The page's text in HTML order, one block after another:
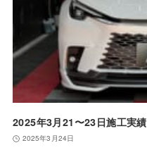
2025年3月21〜23日施工実績
2025年3月24日